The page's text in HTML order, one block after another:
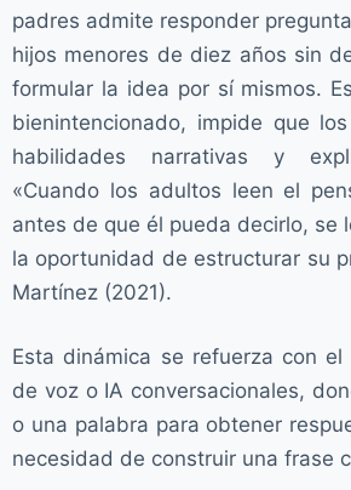
padres admite responder
hijos menores de diez años sin
formular la idea por sí mismos.
bienintencionado, impide que
habilidades narrativas y
«Cuando los adultos leen el
antes de que él pueda decirlo, se
la oportunidad de estructurar su
Martínez (2021).
Esta dinámica se refuerza con
de voz o IA conversacionales,
o una palabra para obtener
necesidad de construir una frase